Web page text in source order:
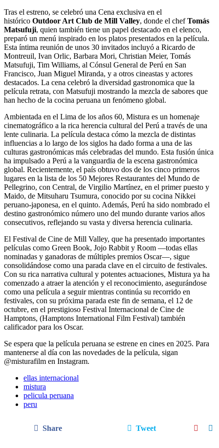
Tras el estreno, se celebró una Cena exclusiva en el
histórico Outdoor Art Club de Mill Valley, donde el chefTomás
Matsufuji, quien también tiene un papel destacado en el elenco,
preparó un menú inspirado en los platos presentados en la película.
Esta íntima reunión de unos 30 invitados incluyó a Ricardo de
Montreuil, Ivan Orlic, Barbara Mori, Christian Meier, Tomás
Matsufuji, Tim Williams, al Cónsul General de Perú en San
Francisco, Juan Miguel Miranda, y a otros cineastas y actores
destacados. La cena celebró la diversidad gastronomica que la
película retrata, con Matsufuji mostrando la mezcla de sabores que
han hecho de la cocina peruana un fenómeno global.
Ambientada en el Lima de los años 60, Mistura es un homenaje
cinematográfico a la rica herencia cultural del Perú a través de una
lente culinaria. La película destaca cómo la mezcla de distintas
influencias a lo largo de los siglos ha dado forma a una de las
culturas gastronómicas más celebradas del mundo. Esta fusión única
ha impulsado a Perú a la vanguardia de la escena gastronómica
global. Recientemente, el país obtuvo dos de los cinco primeros
lugares en la lista de los 50 Mejores Restaurantes del Mundo de
Pellegrino, con Central, de Virgilio Martínez, en el primer puesto y
Maido, de Mitsuharu Tsumura, conocido por su cocina Nikkei
peruano-japonesa, en el quinto. Además, Perú ha sido nombrado el
destino gastronómico número uno del mundo durante varios años
consecutivos, reflejando su vasta y diversa herencia culinaria.
El Festival de Cine de Mill Valley, que ha presentado importantes
películas como Green Book, Jojo Rabbit y Room —todas ellas
nominadas y ganadoras de múltiples premios Oscar—, sigue
consolidándose como una parada clave en el circuito de festivales.
Con su rica narrativa cultural y potentes actuaciones, Mistura ya ha
comenzado a atraer la atención y el reconocimiento, asegurándose
como una película a seguir mientras continúa su recorrido en
festivales, con su próxima parada este fin de semana, el 12 de
octubre, en el prestigioso Festival Internacional de Cine de
Hamptons, (Hamptons International Film Festival) también
calificador para los Oscar.
Se espera que la película peruana se estrene en cines en 2025. Para
mantenerse al día con las novedades de la película, sigan
@misturafilm en Instagram.
ellas internacional
mistura
pelicula peruana
peru
Share Tweet